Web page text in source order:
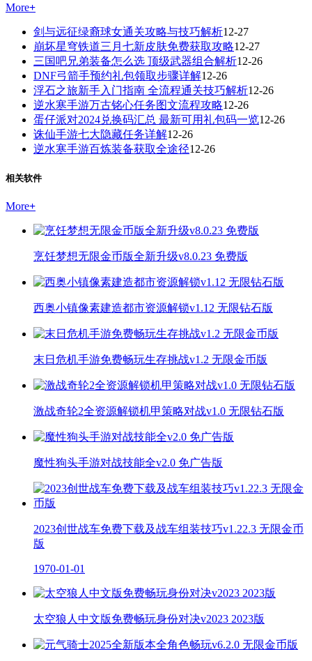
More+
剑与远征绿裔球女通关攻略与技巧解析12-27
崩坏星穹铁道三月七新皮肤免费获取攻略12-27
三国吧兄弟装备怎么选 顶级武器组合解析12-26
DNF弓箭手预约礼包领取步骤详解12-26
浮石之旅新手入门指南 全流程通关技巧解析12-26
逆水寒手游万古铭心任务图文流程攻略12-26
蛋仔派对2024兑换码汇总 最新可用礼包码一览12-26
诛仙手游七大隐藏任务详解12-26
逆水寒手游百炼装备获取全途径12-26
相关软件
More+
烹饪梦想无限金币版全新升级v8.0.23 免费版
西奥小镇像素建造都市资源解锁v1.12 无限钻石版
末日危机手游免费畅玩生存挑战v1.2 无限金币版
激战奇轮2全资源解锁机甲策略对战v1.0 无限钻石版
魔性狗头手游对战技能全v2.0 免广告版
2023创世战车免费下载及战车组装技巧v1.22.3 无限金币
版
1970-01-01
太空狼人中文版免费畅玩身份对决v2023 2023版